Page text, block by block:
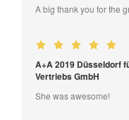
A big thank you for the
A+A 2019 Düsseldorf
Vertriebs GmbH
She was awesome!